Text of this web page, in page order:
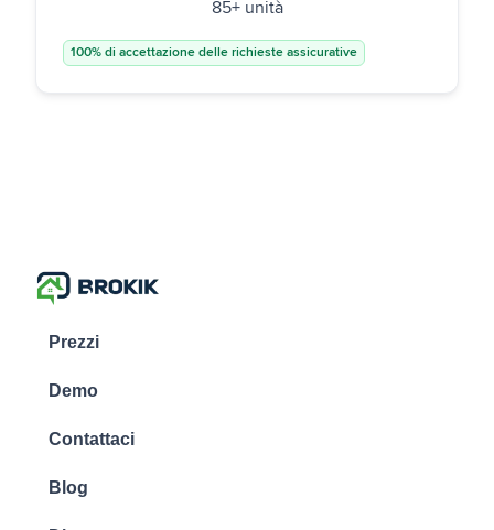
85+ unità
100% di accettazione delle richieste assicurative
Prezzi
Demo
Contattaci
Blog